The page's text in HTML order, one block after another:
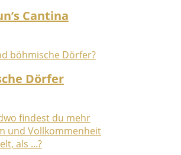
Cantina
Dörfer